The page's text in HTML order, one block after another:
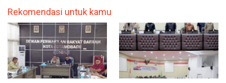
Rekomendasi untuk kamu